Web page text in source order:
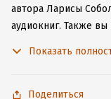
автора Ларисы
аудиокниг. Также вы
приложение для iOS
Показать
Поделиться